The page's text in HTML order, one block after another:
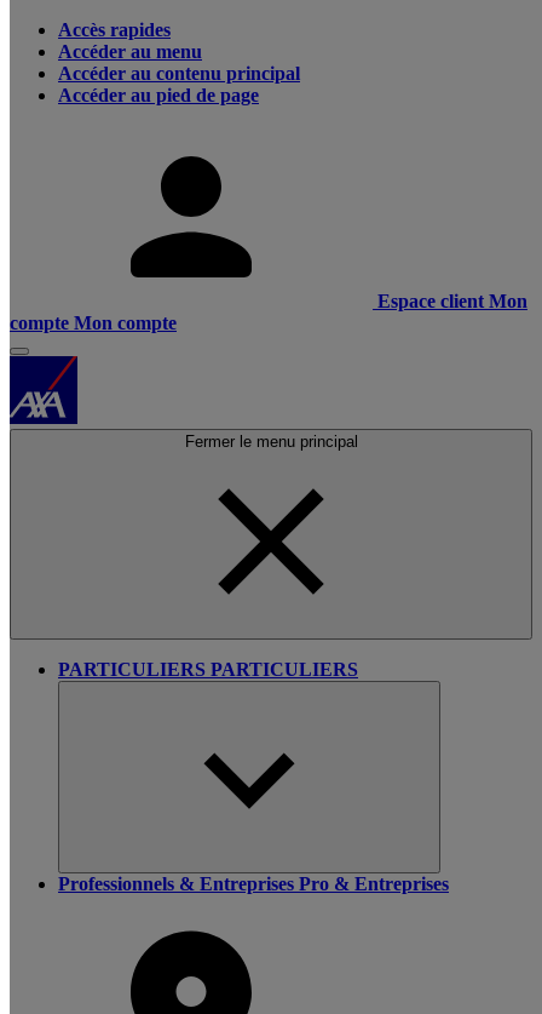
Accès rapides
Accéder au menu
Accéder au contenu principal
Accéder au pied de page
Espace client Mon
compte Mon compte
Fermer le menu principal
PARTICULIERS PARTICULIERS
Professionnels & Entreprises Pro & Entreprises